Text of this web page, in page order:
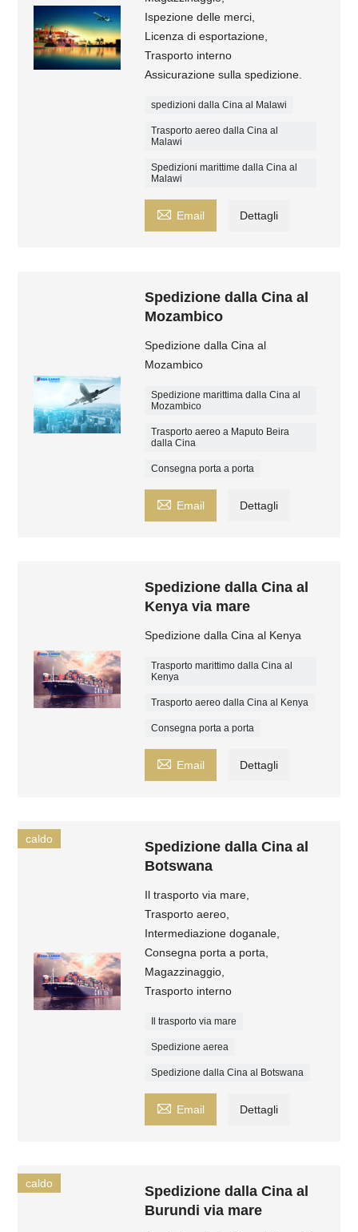
Ispezione delle merci,
Licenza di esportazione,
Trasporto interno
Assicurazione sulla spedizione.
spedizioni dalla Cina al Malawi
Trasporto aereo dalla Cina al
Malawi
Spedizioni marittime dalla Cina al
Malawi
 Email Dettagli
Spedizione dalla Cina al
Mozambico
Spedizione dalla Cina al
Mozambico
Spedizione marittima dalla Cina al
Mozambico
Trasporto aereo a Maputo Beira
dalla Cina
Consegna porta a porta
 Email Dettagli
Spedizione dalla Cina al
Kenya via mare
Spedizione dalla Cina al Kenya
Trasporto marittimo dalla Cina al
Kenya
Trasporto aereo dalla Cina al Kenya
Consegna porta a porta
 Email Dettagli
caldo
Spedizione dalla Cina al
Botswana
Il trasporto via mare,
Trasporto aereo,
Intermediazione doganale,
Consegna porta a porta,
Magazzinaggio,
Trasporto interno
Il trasporto via mare
Spedizione aerea
Spedizione dalla Cina al Botswana
 Email Dettagli
caldo
Spedizione dalla Cina al
Burundi via mare